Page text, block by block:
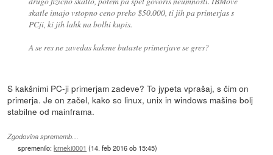
skatle imajo vstopno ceno preko $50.000, ti jih pa primerjas s
PCji, ki jih lahk na bolhi kupis.
A se res ne zavedas kaksne butaste primerjave se gres?
S kakšnimi PC-ji primerjam zadeve? To jypeta vprašaj, s čim on
primerja. Je on začel, kako so linux, unix in windows mašine bolj
stabilne od mainframa.
Zgodovina sprememb…
spremenilo:krneki0001 (14. feb 2016 ob 15:45)